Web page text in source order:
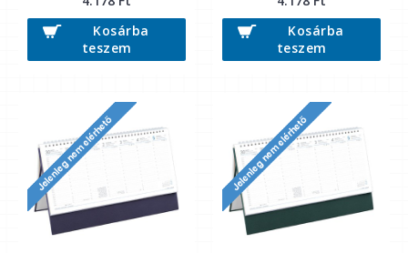
Kosárba
teszem
Kosárba
teszem